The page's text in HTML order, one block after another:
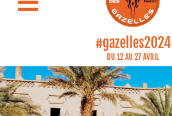
#gazelles2024
DU 12 AU 27 AVRIL